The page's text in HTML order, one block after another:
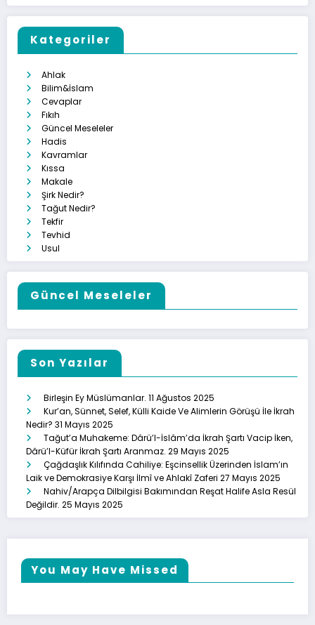
Kategoriler
Ahlak
Bilim&İslam
Cevaplar
Fıkıh
Güncel Meseleler
Hadis
Kavramlar
Kıssa
Makale
Şirk Nedir?
Tağut Nedir?
Tekfir
Tevhid
Usul
Güncel Meseleler
Son Yazılar
Birleşin Ey Müslümanlar. 11 Ağustos 2025
Kur’an, Sünnet, Selef, Külli Kaide Ve Alimlerin Görüşü İle İkrah
Nedir? 31 Mayıs 2025
Tağut’a Muhakeme: Dârü’l-İslâm’da İkrah Şartı Vacip İken,
Dârü’l-Küfür İkrah Şartı Aranmaz. 29 Mayıs 2025
Çağdaşlık Kılıfında Cahiliye: Eşcinsellik Üzerinden İslam’ın
Laik ve Demokrasiye Karşı İlmî ve Ahlakî Zaferi 27 Mayıs 2025
Nahiv/Arapça Dilbilgisi Bakımından Reşat Halife Asla Resül
Değildir. 25 Mayıs 2025
You May Have Missed